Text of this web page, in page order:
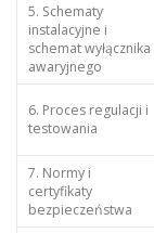
5. Schematy
instalacyjne i
schemat wyłącznika
awaryjnego
6. Proces regulacji i
testowania
7. Normy i
certyfikaty
bezpieczeństwa